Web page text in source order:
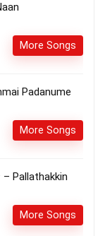
More Songs
Padanume
More Songs
Pallathakkin
More Songs